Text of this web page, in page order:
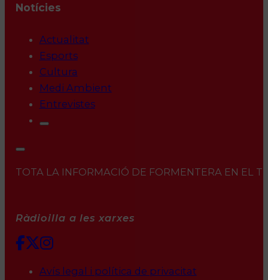
Notícies
Actualitat
Esports
Cultura
Medi Ambient
Entrevistes
TOTA LA INFORMACIÓ DE FORMENTERA EN EL
Ràdioilla a les xarxes
Avís legal i política de privacitat